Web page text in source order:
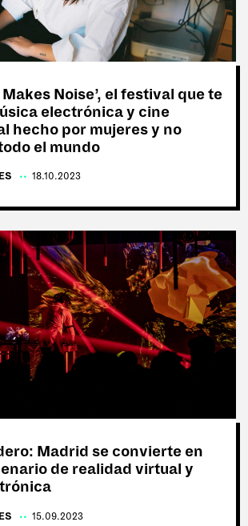
Makes Noise’, el festival que te
electrónica y cine
hecho por mujeres y no
el mundo
18.10.2023
Madrid se convierte en
de realidad virtual y
15.09.2023
#Tentaciones
#Cultura
#Anti rutina
#Moda
#Delirios
#Paladares
#Deporte
#Ego
#Charlas
#Sin filtro
REVISTAS: VIS-À-VIS
MINE